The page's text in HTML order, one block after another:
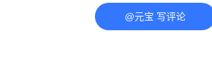
@元宝 写评论